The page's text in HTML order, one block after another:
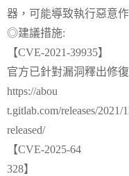
器，可能導致執行惡意
◎建議措施:
【CVE-2021-39935】
官方已針對漏洞釋出修
https://abou
t.gitlab.com/releases/2021/
released/
【CVE-2025-64
328】